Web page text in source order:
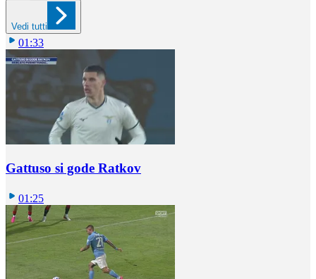
Vedi tutti
01:33
Gattuso si gode Ratkov
01:25